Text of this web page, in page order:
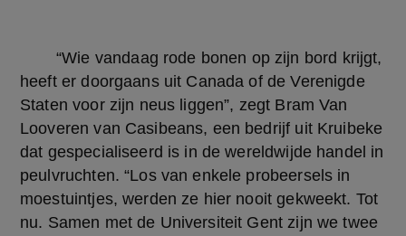
heeft er doorgaans uit Canada of de Verenigde
Staten voor zijn neus liggen”, zegt Bram Van
Looveren van Casibeans, een bedrijf uit Kruibeke
dat gespecialiseerd is in de wereldwijde handel in
peulvruchten. “Los van enkele probeersels in
moestuintjes, werden ze hier nooit gekweekt. Tot
nu. Samen met de Universiteit Gent zijn we twee